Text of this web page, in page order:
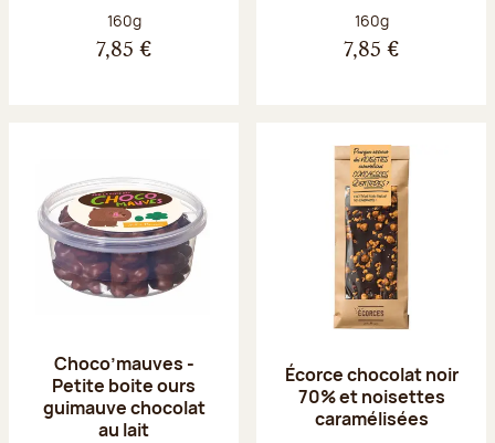
Poids net :
160g
7,85 €
Poids net :
160g
7,85 €
Choco’mauves -
Petite boite ours
guimauve chocolat
au lait
Écorce chocolat noir
70% et noisettes
caramélisées